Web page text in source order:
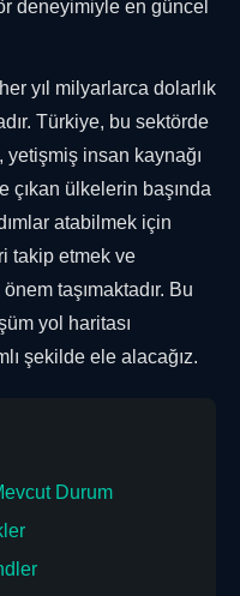
deneyimiyle en güncel
yıl milyarlarca dolarlık
Türkiye, bu sektörde
insan kaynağı
çıkan ülkelerin başında
atabilmek için
takip etmek ve
taşımaktadır. Bu
yol haritası
şekilde ele alacağız.
Durum